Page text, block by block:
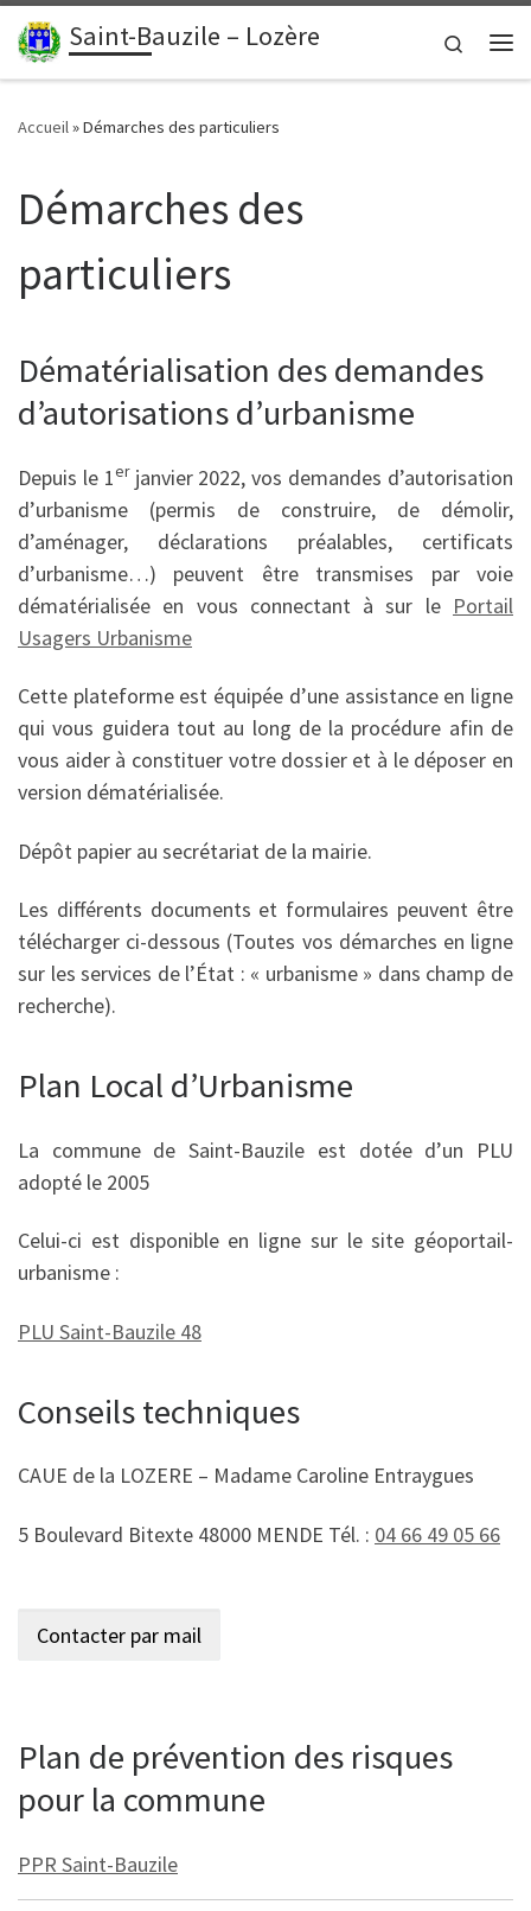
principal
Passer au contenu
Saint-Bauzile – Lozère
Search
Accueil»Démarches des particuliers
Démarches des
particuliers
Dématérialisation des demandes
d’autorisations d’urbanisme
Depuis le 1erjanvier 2022, vos demandes d’autorisation
d’urbanisme (permis de construire, de démolir,
d’aménager, déclarations préalables, certificats
d’urbanisme…) peuvent être transmises par voie
dématérialisée en vous connectant à sur le Portail
Usagers Urbanisme
Cette plateforme est équipée d’une assistance en ligne
qui vous guidera tout au long de la procédure afin de
vous aider à constituer votre dossier et à le déposer en
version dématérialisée.
Dépôt papier au secrétariat de la mairie.
Les différents documents et formulaires peuvent être
télécharger ci-dessous (Toutes vos démarches en ligne
sur les services de l’État : « urbanisme » dans champ de
recherche).
Plan Local d’Urbanisme
La commune de Saint-Bauzile est dotée d’un PLU
adopté le 2005
Celui-ci est disponible en ligne sur le site géoportail-
urbanisme :
PLU Saint-Bauzile 48
Conseils techniques
CAUE de la LOZERE – Madame Caroline Entraygues
5 Boulevard Bitexte 48000 MENDE Tél. : 04 66 49 05 66
Plan de prévention des risques
pour la commune
PPR Saint-Bauzile